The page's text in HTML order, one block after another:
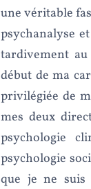
une véritable
psychanalyse
tardivement
début de ma
privilégiée de
mes deux
psychologie
psychologie
que je ne suis